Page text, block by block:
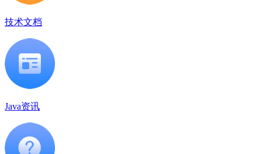
技术文档
Java资讯